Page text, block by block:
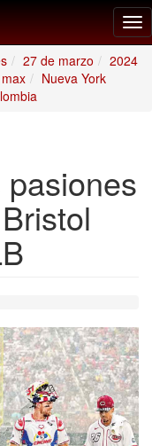
27 de marzo
2024
Nueva York